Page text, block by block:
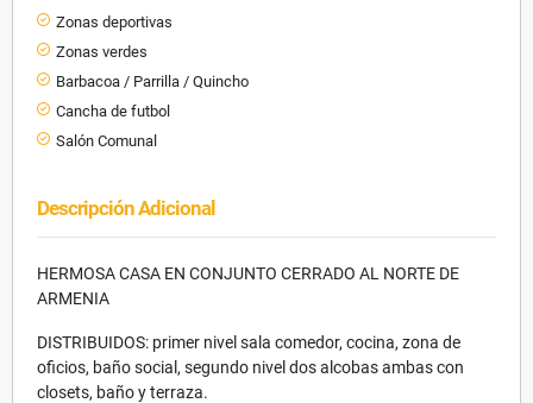
Zonas deportivas
Zonas verdes
Barbacoa / Parrilla / Quincho
Cancha de futbol
Salón Comunal
Descripción Adicional
HERMOSA CASA EN CONJUNTO CERRADO AL NORTE DE
ARMENIA
DISTRIBUIDOS: primer nivel sala comedor, cocina, zona de
oficios, baño social, segundo nivel dos alcobas ambas con
closets, baño y terraza.